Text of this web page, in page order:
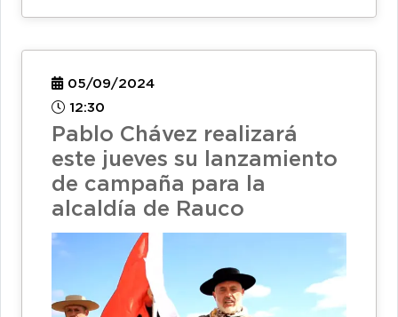
05/09/2024
12:30
Pablo Chávez realizará
este jueves su lanzamiento
de campaña para la
alcaldía de Rauco